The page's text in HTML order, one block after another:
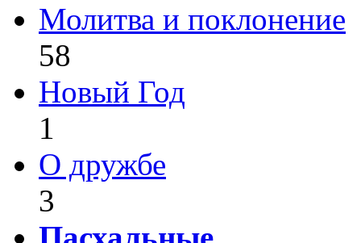
Молитва и поклонение
58
Новый Год
1
О дружбе
3